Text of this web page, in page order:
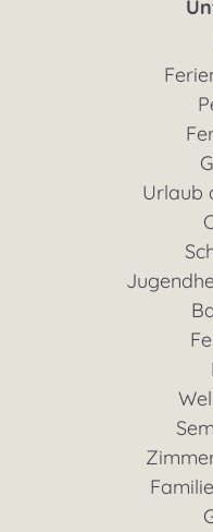
Urlaub